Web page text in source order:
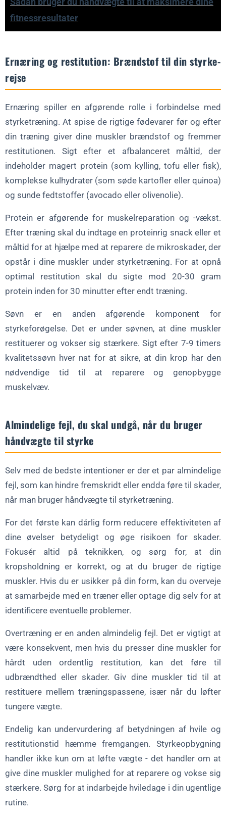
fitnessresultater
Ernæring og restitution: Brændstof til din styrke-
rejse
Ernæring spiller en afgørende rolle i forbindelse med
styrketræning. At spise de rigtige fødevarer før og efter
din træning giver dine muskler brændstof og fremmer
restitutionen. Sigt efter et afbalanceret måltid, der
indeholder magert protein (som kylling, tofu eller fisk),
komplekse kulhydrater (som søde kartofler eller quinoa)
og sunde fedtstoffer (avocado eller olivenolie).
Protein er afgørende for muskelreparation og -vækst.
Efter træning skal du indtage en proteinrig snack eller et
måltid for at hjælpe med at reparere de mikroskader, der
opstår i dine muskler under styrketræning. For at opnå
optimal restitution skal du sigte mod 20-30 gram
protein inden for 30 minutter efter endt træning.
Søvn er en anden afgørende komponent for
styrkeforøgelse. Det er under søvnen, at dine muskler
restituerer og vokser sig stærkere. Sigt efter 7-9 timers
kvalitetssøvn hver nat for at sikre, at din krop har den
nødvendige tid til at reparere og genopbygge
muskelvæv.
Almindelige fejl, du skal undgå, når du bruger
håndvægte til styrke
Selv med de bedste intentioner er der et par almindelige
fejl, som kan hindre fremskridt eller endda føre til skader,
når man bruger håndvægte til styrketræning.
For det første kan dårlig form reducere effektiviteten af
dine øvelser betydeligt og øge risikoen for skader.
Fokusér altid på teknikken, og sørg for, at din
kropsholdning er korrekt, og at du bruger de rigtige
muskler. Hvis du er usikker på din form, kan du overveje
at samarbejde med en træner eller optage dig selv for at
identificere eventuelle problemer.
Overtræning er en anden almindelig fejl. Det er vigtigt at
være konsekvent, men hvis du presser dine muskler for
hårdt uden ordentlig restitution, kan det føre til
udbrændthed eller skader. Giv dine muskler tid til at
restituere mellem træningspassene, især når du løfter
tungere vægte.
Endelig kan undervurdering af betydningen af hvile og
restitutionstid hæmme fremgangen. Styrkeopbygning
handler ikke kun om at løfte vægte - det handler om at
give dine muskler mulighed for at reparere og vokse sig
stærkere. Sørg for at indarbejde hviledage i din ugentlige
rutine.